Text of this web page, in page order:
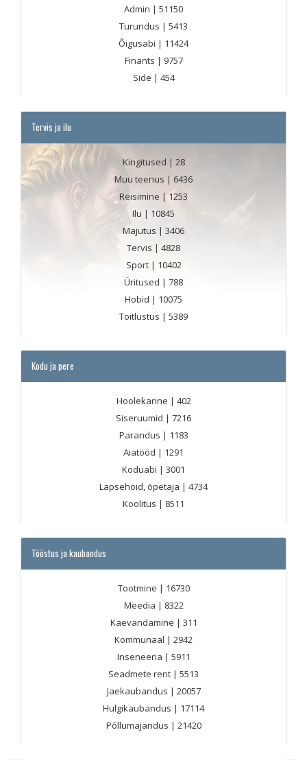
Admin | 51150
Turundus | 5413
Õigusabi | 11424
Finants | 9757
Side | 454
Tervis ja ilu
Kingitused | 28
Muu teenus | 6436
Reisimine | 1253
Ilu | 10845
Majutus | 3406
Tervis | 4828
Sport | 10402
Üritused | 788
Hobid | 10075
Toitlustus | 5389
Kodu ja pere
Hoolekanne | 402
Siseruumid | 7216
Parandus | 1183
Aiatööd | 1291
Koduabi | 3001
Lapsehoid, õpetaja | 4734
Koolitus | 8511
Tööstus ja kaubandus
Tootmine | 16730
Meedia | 8322
Kaevandamine | 311
Kommunaal | 2942
Inseneeria | 5911
Seadmete rent | 5513
Jaekaubandus | 20057
Hulgikaubandus | 17114
Põllumajandus | 21420